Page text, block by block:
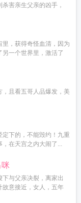
害亲生父亲的凶手，
里，获得奇怪血清，因为
一个世界里，激活了
且看五哥人品爆发，美
下的，不能毁约！九重
在天宫之内大闹了...
与父亲决裂，离家出
故意接近，女人，五年